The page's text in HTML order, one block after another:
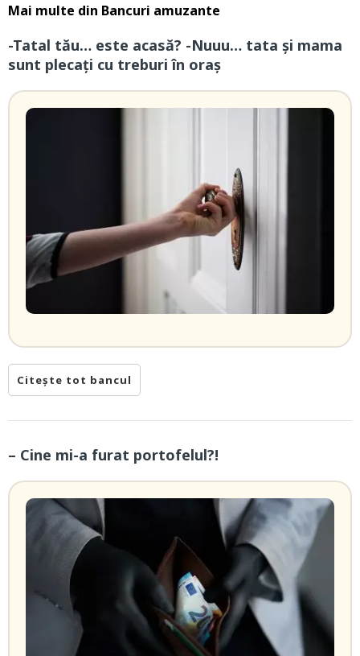
Mai multe din Bancuri amuzante
-Tatal tău… este acasă? -Nuuu… tata și mama
sunt plecați cu treburi în oraș
Citește tot bancul
– Cine mi-a furat portofelul?!